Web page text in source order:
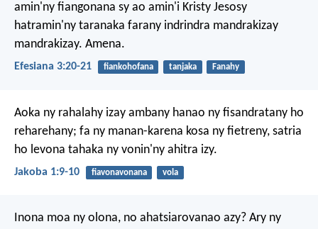
amin'ny fiangonana sy ao amin'i Kristy Jesosy
hatramin'ny taranaka farany indrindra mandrakizay
mandrakizay. Amena.
Efesiana 3:20-21 fiankohofana tanjaka Fanahy
Aoka ny rahalahy izay ambany hanao ny fisandratany ho
reharehany; fa ny manan-karena kosa ny fietreny, satria
ho levona tahaka ny vonin'ny ahitra izy.
Jakoba 1:9-10 fiavonavonana vola
Inona moa ny olona, no ahatsiarovanao azy? Ary ny